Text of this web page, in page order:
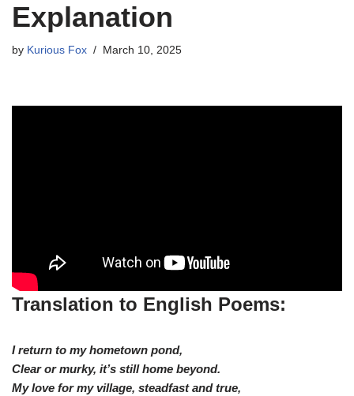
Explanation
by Kurious Fox March 10, 2025
Translation to English Poems:
I return to my hometown pond,
Clear or murky, it’s still home beyond.
My love for my village, steadfast and true,